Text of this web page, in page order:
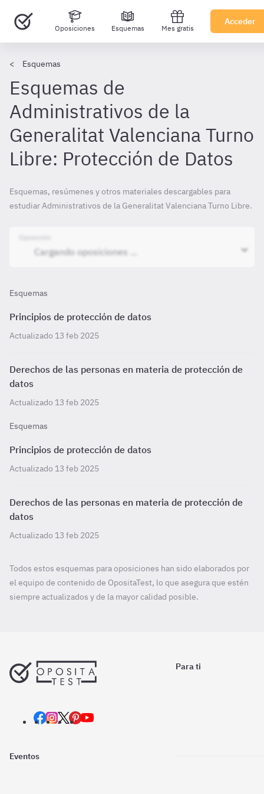
Oposiciones Esquemas Mes gratis
Acceder
Esquemas
Esquemas de
Administrativos de la
Generalitat Valenciana Turno
Libre: Protección de Datos
Esquemas, resúmenes y otros materiales descargables para
estudiar Administrativos de la Generalitat Valenciana Turno Libre.
Esquemas
Principios de protección de datos
Actualizado 13 feb 2025
Derechos de las personas en materia de protección de
datos
Actualizado 13 feb 2025
Esquemas
Principios de protección de datos
Actualizado 13 feb 2025
Derechos de las personas en materia de protección de
datos
Actualizado 13 feb 2025
Todos estos esquemas para oposiciones han sido elaborados por
el equipo de contenido de OpositaTest, lo que asegura que estén
siempre actualizados y de la mayor calidad posible.
Para ti
Eventos